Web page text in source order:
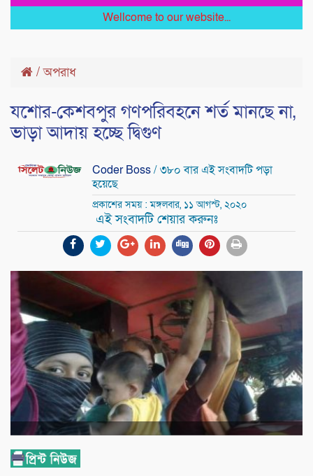
Wellcome to our website...
/অপরাধ
যশোর-কেশবপুর গণপরিবহনে শর্ত মানছে না,
ভাড়া আদায় হচ্ছে দ্বিগুণ
Coder Boss/ ৩৮০ বার এই সংবাদটি পড়া
হয়েছে
প্রকাশের সময় : মঙ্গলবার, ১১ আগস্ট, ২০২০
এই সংবাদটি শেয়ার করুনঃ